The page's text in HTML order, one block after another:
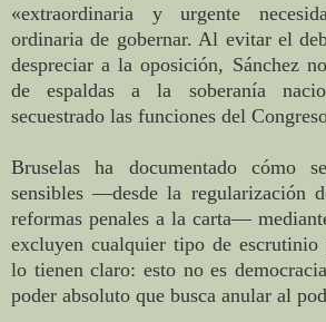
«extraordinaria y urgente
ordinaria de gobernar. Al evitar el
despreciar a la oposición, Sánchez
de espaldas a la soberanía
secuestrado las funciones del
Bruselas ha documentado cómo
sensibles —desde la regularización
reformas penales a la carta—
excluyen cualquier tipo de
lo tienen claro: esto no es
poder absoluto que busca anular al